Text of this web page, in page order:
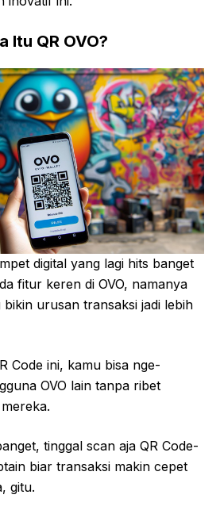
Itu QR OVO?
digital yang lagi hits banget
fitur keren di OVO, namanya
bikin urusan transaksi jadi lebih
Code ini, kamu bisa nge-
OVO lain tanpa ribet
tinggal scan aja QR Code-
biar transaksi makin cepet
gitu.